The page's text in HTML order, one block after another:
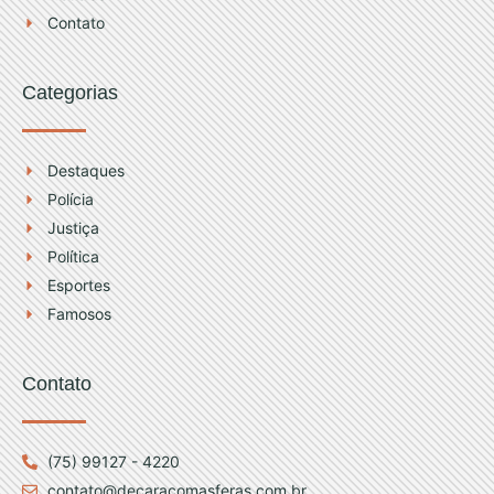
Contato
Categorias
Destaques
Polícia
Justiça
Política
Esportes
Famosos
Contato
(75) 99127 - 4220
contato@decaracomasferas.com.br